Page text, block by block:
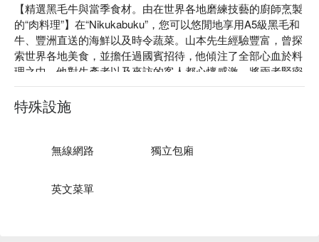
【精選黑毛牛與當季食材。由在世界各地磨練技藝的廚師烹製
的“肉料理”】在“Nikukabuku”，您可以悠閒地享用A5級黑毛和
牛、豐洲直送的海鮮以及時令蔬菜。山本先生經驗豐富，曾探
索世界各地美食，並擔任過國賓招待，他傾注了全部心血於料
理之中。他對生產者以及來訪的客人都心懷感激。將兩者緊密
聯繫在一起、充滿廚師心思的菜餚也不容錯過，例如烤製一小
時的炭烤夏多布里昂牛排，以及點綴著松露的炭烤A5級坐布頓
迷你吐司。搭配人氣葡萄酒Opus One等上等葡萄酒，定會讓
※ 內容由 AI 翻譯而成
特殊設施
無線網路 獨立包廂
英文菜單